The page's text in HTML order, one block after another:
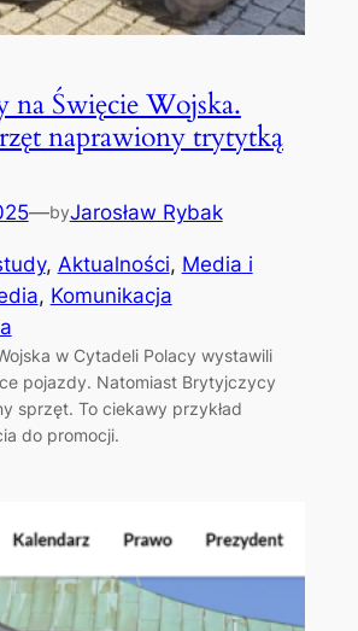
na Święcie Wojska.
naprawiony trytytką
—byJarosław Rybak
, Aktualności, Media i
, Komunikacja
w Cytadeli Polacy wystawili
pojazdy. Natomiast Brytyjczycy
sprzęt. To ciekawy przykład
do promocji.